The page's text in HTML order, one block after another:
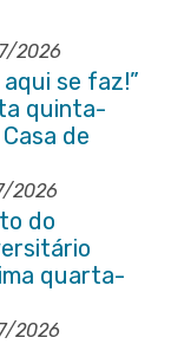
2026
se faz!”
quinta-
de
2026
do
quarta-
2026